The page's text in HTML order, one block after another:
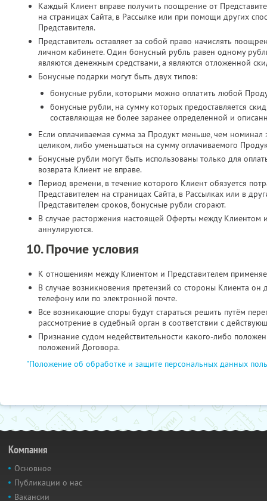
Каждый Клиент вправе получить поощрение от
на страницах Сайта, в Рассылке или при помощи других
Представителя.
Представитель оставляет за собой право начислять
личном кабинете. Один бонусный рубль равен одному
являются денежным средствами, а являются отложенной
Бонусные подарки могут быть двух типов:
бонусные рубли, которыми можно оплатить любой
бонусные рубли, на сумму которых предоставляется
составляющая не более заранее определенной и
Если оплачиваемая сумма за Продукт меньше, чем
целиком, либо уменьшаться на сумму оплачиваемого
Бонусные рубли могут быть использованы только для
возврата Клиент не вправе.
Период времени, в течение которого Клиент обязуется
Представителем на страницах Сайта, в Рассылках или в
Представителем сроков, бонусные рубли сгорают.
В случае расторжения настоящей Оферты между Клиентом
аннулируются.
10. Прочие условия
К отношениям между Клиентом и Представителем
В случае возникновения претензий со стороны Клиента
телефону или по электронной почте.
Все возникающие споры будут стараться решить путём
рассмотрение в судебный орган в соответствии с
Признание судом недействительности какого-либо
положений Договора.
"Положение об обработке и защите персональных данных
Компания
Основное
Публикации о нас
Вакансии